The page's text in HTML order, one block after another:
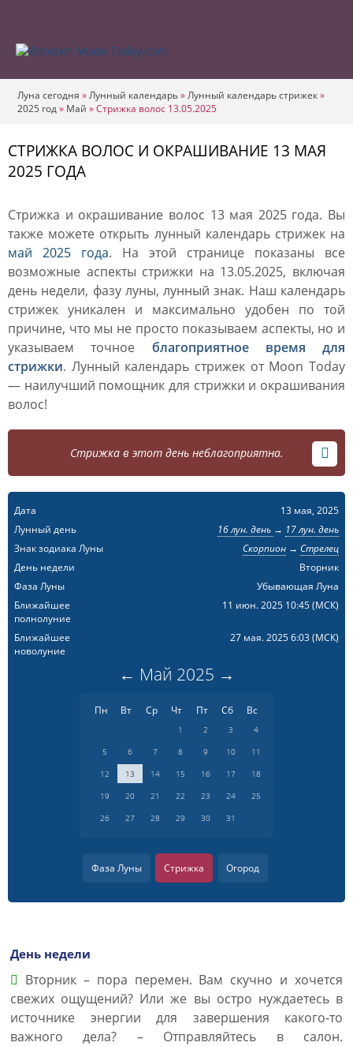
Луна сегодня »Лунный календарь»Лунный календарь стрижек»
2025 год» Май »Стрижка волос 13.05.2025
СТРИЖКА ВОЛОС И ОКРАШИВАНИЕ 13 МАЯ
2025 ГОДА
Стрижка и окрашивание волос 13 мая 2025 года. Вы
также можете открыть лунный календарь стрижек на
май 2025 года. На этой странице показаны все
возможные аспекты стрижки на 13.05.2025, включая
день недели, фазу луны, лунный знак. Наш календарь
стрижек уникален и максимально удобен по той
причине, что мы не просто показываем аспекты, но и
указываем точное благоприятное время для
стрижки. Лунный календарь стрижек от Moon Today
— наилучший помощник для стрижки и окрашивания
волос!
Стрижка в этот день неблагоприятна.
Дата
13 мая, 2025
Лунный день
16 лун. день → 17 лун. день
Знак зодиака Луны
Скорпион→ Стрелец
День недели
Вторник
Фаза Луны
Убывающая Луна
Ближайшее
полнолуние
11 июн. 2025 10:45(МСК)
Ближайшее
новолуние
27 мая. 2025 6:03(МСК)
← Май 2025 →
Пн Вт Ср Чт Пт Сб Вс
1 2 3
4
5
6 7 8 9 10
11
12
13 14 15 16 17
18
19
20 21 22 23 24
25
26
27 28 29 30 31
Фаза Луны Стрижка Огород
День недели
Вторник – пора перемен. Вам скучно и хочется
свежих ощущений? Или же вы остро нуждаетесь в
источнике энергии для завершения какого-то
важного дела? – Отправляйтесь в салон.